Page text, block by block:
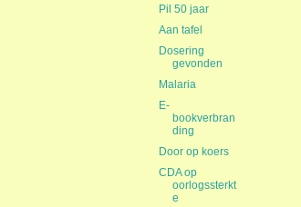
Pil 50 jaar
Aan tafel
Dosering
gevonden
Malaria
E-
bookverbran
ding
Door op koers
CDA op
oorlogssterkt
e